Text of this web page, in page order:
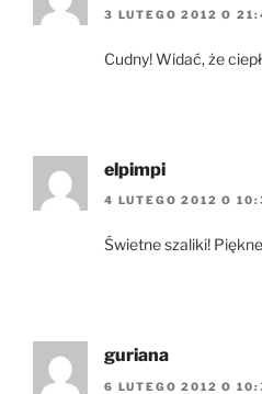
3 LUTEGO 2012 O
Cudny! Widać, że
elpimpi
4 LUTEGO 2012 O
Świetne szaliki!
guriana
6 LUTEGO 2012 O